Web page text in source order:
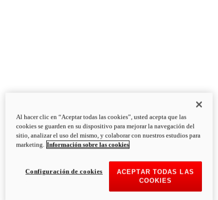
Al hacer clic en “Aceptar todas las cookies”, usted acepta que las
cookies se guarden en su dispositivo para mejorar la navegación del
sitio, analizar el uso del mismo, y colaborar con nuestros estudios para
marketing. Información sobre las cookies
ACEPTAR TODAS LAS
COOKIES
Configuración de cookies